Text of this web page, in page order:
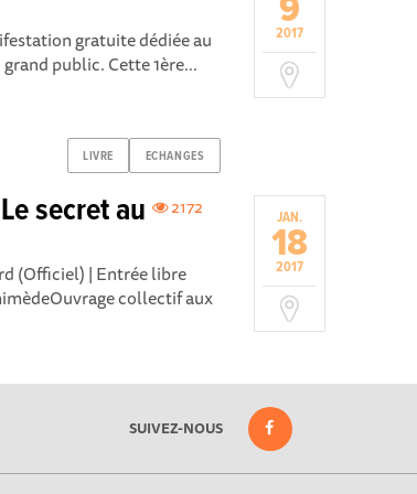
9
2017
gratuite dédiée au
public. Cette 1ère...
LIVRE ECHANGES
JAN.
18
2017
2172
secret au
(Officiel) | Entrée libre
collectif aux
SUIVEZ-NOUS